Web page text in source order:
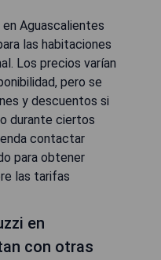
Aguascalientes
las habitaciones
Los precios varían
pero se
y descuentos si
durante ciertos
contactar
para obtener
las tarifas
en
con otras